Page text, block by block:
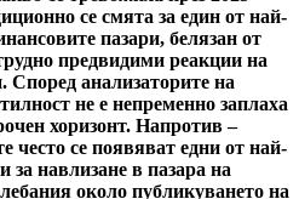
се смята за един от най-
пазари, белязан от
предвидими реакции на
Според анализаторите на
не е непременно заплаха
хоризонт. Напротив –
често се появяват едни от най-
за навлизане в пазара на
около публикуването на